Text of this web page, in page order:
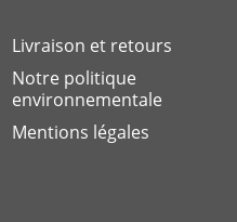
Livraison et retours
Notre politique
environnementale
Mentions légales